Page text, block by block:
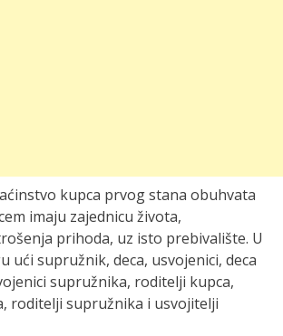
kupca prvog stana obuhvata
imaju zajednicu života,
prihoda, uz isto prebivalište. U
ući supružnik, deca, usvojenici, deca
supružnika, roditelji kupca,
roditelji supružnika i usvojitelji